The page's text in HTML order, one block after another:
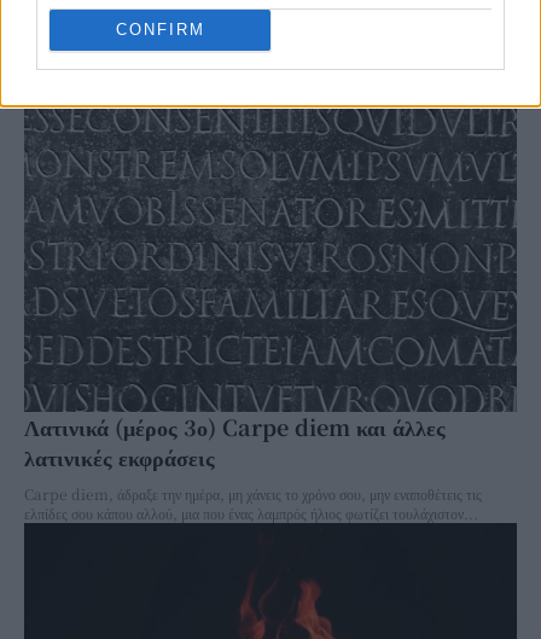
CONFIRM
Με αφορμή τα πολλαπλά κρούσματα γρίπης, γρίπη τύπου Α, Η1Ν1 ή άλλα
συναφή, ελπίζω όχι γριπιασμένοι, να γριπολεξιλογήσουμε. Γράφει η Σοφία
Μουρούτη Γεωργάνα Ακόμη και όσοι...
Λατινικά (μέρος 3ο) Carpe diem και άλλες
λατινικές εκφράσεις
Carpe diem, άδραξε την ημέρα, μη χάνεις το χρόνο σου, μην εναποθέτεις τις
ελπίδες σου κάπου αλλού, μια που ένας λαμπρός ήλιος φωτίζει τουλάχιστον...